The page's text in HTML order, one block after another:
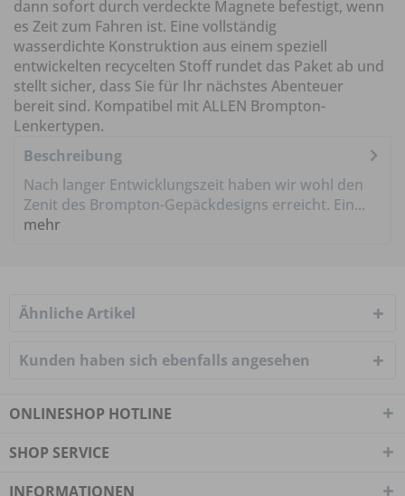
dann sofort durch verdeckte Magnete befestigt, wenn
es Zeit zum Fahren ist. Eine vollständig
wasserdichte Konstruktion aus einem speziell
entwickelten recycelten Stoff rundet das Paket ab und
stellt sicher, dass Sie für Ihr nächstes Abenteuer
bereit sind. Kompatibel mit ALLEN Brompton-
Lenkertypen.
Beschreibung
Nach langer Entwicklungszeit haben wir wohl den
Zenit des Brompton-Gepäckdesigns erreicht. Ein...
mehr
Ähnliche Artikel
Kunden haben sich ebenfalls angesehen
ONLINESHOP HOTLINE
SHOP SERVICE
INFORMATIONEN